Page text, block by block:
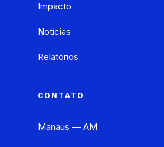
Impacto
Notícias
Relatórios
CONTATO
Manaus — AM